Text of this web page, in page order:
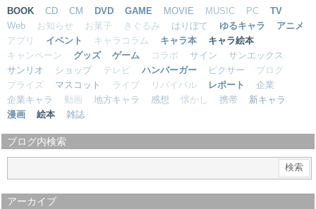
BOOK CD CM DVD GAME MOVIE MUSIC PC
TV
Web
お知らせ お菓子 きぐるみ はりぼて ゆるキャラ
アニメ
アプリ
イベント キャラコラム キャラ本
キャラ絵本
キャンペーン
グッズ ゲーム コラボ サイン
サンエックス
サンリオ
ショップ テレビ ハンバーガー ピクサー
ブログ
プライズ
マスコット ライブ リバイバル レポート
企業
企業キャラ
動画 地方キャラ 感想 懐かし 携帯
新キャラ
漫画
絵本 雑誌
ブログ内検索
アーカイブ